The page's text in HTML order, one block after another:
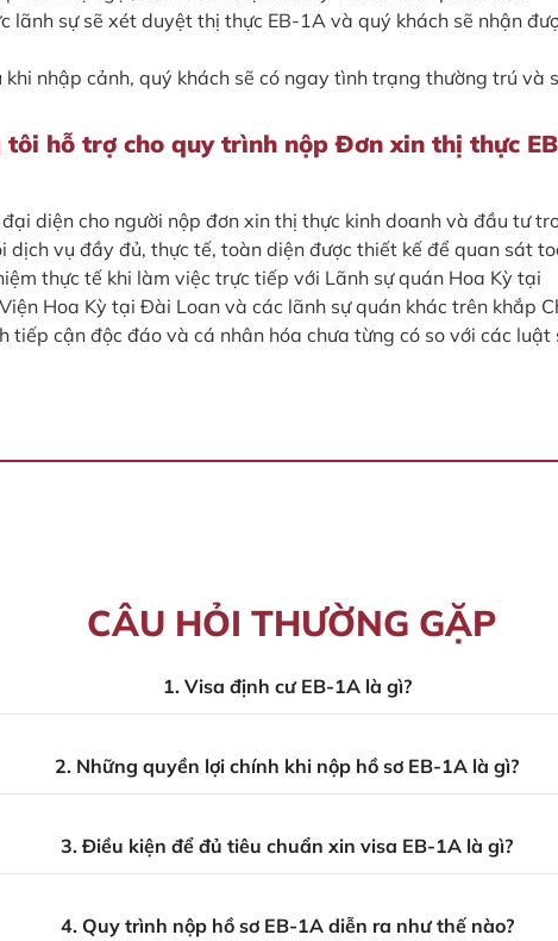
lãnh sự sẽ xét duyệt thị thực EB-1A và quý khách sẽ nhận
nhập cảnh, quý khách sẽ có ngay tình trạng thường trú và
hỗ trợ cho quy trình nộp Đơn xin thị thực
diện cho người nộp đơn xin thị thực kinh doanh và đầu tư
vụ đầy đủ, thực tế, toàn diện được thiết kế để quan sát
thực tế khi làm việc trực tiếp với Lãnh sự quán Hoa Kỳ tại
Hoa Kỳ tại Đài Loan và các lãnh sự quán khác trên khắp
tiếp cận độc đáo và cá nhân hóa chưa từng có so với các luật
CÂU HỎI THƯỜNG GẶP
1. Visa định cư EB-1A là gì?
2. Những quyền lợi chính khi nộp hồ sơ EB-1A là gì?
3. Điều kiện để đủ tiêu chuẩn xin visa EB-1A là gì?
4. Quy trình nộp hồ sơ EB-1A diễn ra như thế nào?